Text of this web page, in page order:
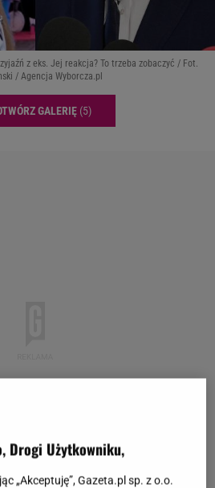
z eks. Jej reakcja? To trzeba zobaczyć / Fot.
/ Agencja Wyborcza.pl
GALERIĘ (5)
Drogi Użytkowniku,
„Akceptuję”, Gazeta.pl sp. z o.o.